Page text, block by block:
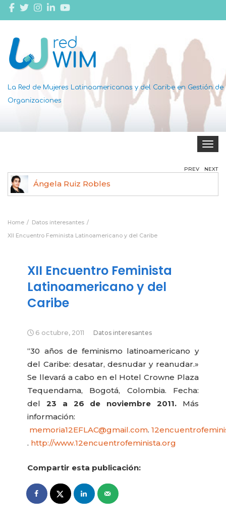
La Red de Mujeres Latinoamericanas y del Caribe en Gestión de
Organizaciones
Toggle
Ángela Ruiz Robles
PREV NEXT
Home
Datos interesantes
XII Encuentro Feminista Latinoamericano y del Caribe
XII Encuentro Feminista
Latinoamericano y del
Caribe
6 octubre, 2011 Datos interesantes
“30 años de feminismo latinoamericano y
del Caribe: desatar, desnudar y reanudar.»
Se llevará a cabo en el Hotel Crowne Plaza
Tequendama, Bogotá, Colombia. Fecha:
del23 a 26 de noviembre 2011.Más
información:
memoria12EFLAC@gmail.com.
. http://www.12encuentrofeminista.org
Compartir esta publicación: